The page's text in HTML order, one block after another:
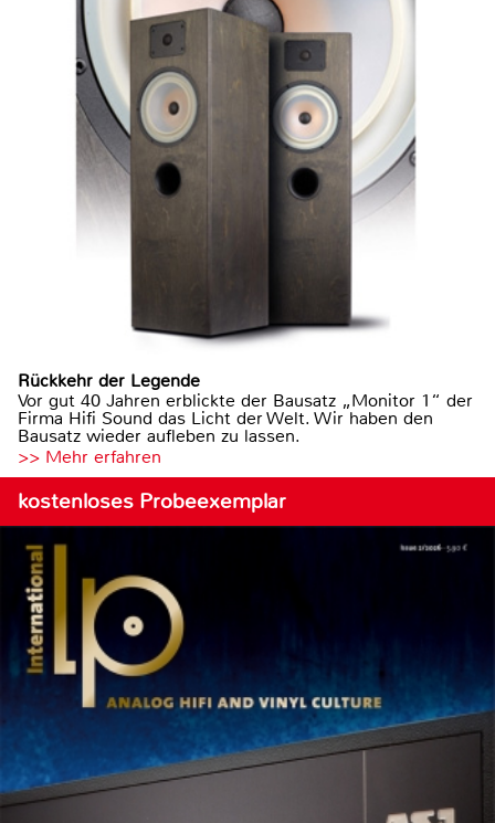
Rückkehr der Legende
Vor gut 40 Jahren erblickte der Bausatz „Monitor 1“ der
Firma Hifi Sound das Licht der Welt. Wir haben den
Bausatz wieder aufleben zu lassen.
>> Mehr erfahren
kostenloses Probeexemplar